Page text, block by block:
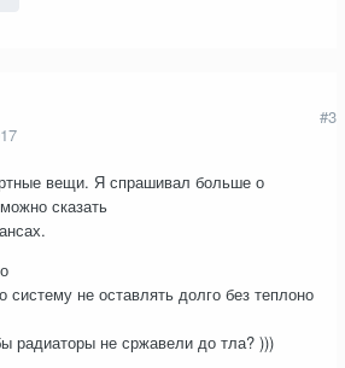
#3
вещи. Я спрашивал больше о
сказать
систему не оставлять долго без теплоно
радиаторы не сржавели до тла? )))